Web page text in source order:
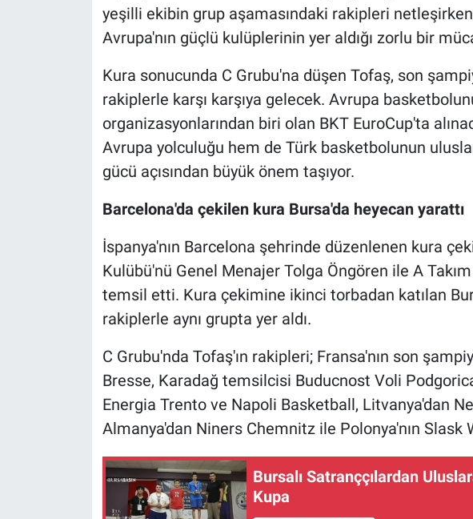
yeşilli ekibin grup aşamasındaki rakipleri
Avrupa'nın güçlü kulüplerinin yer aldığı zorlu bir
Kura sonucunda C Grubu'na düşen Tofaş, son
rakiplerle karşı karşıya gelecek. Avrupa
organizasyonlarından biri olan BKT EuroCup'ta
Avrupa yolculuğu hem de Türk basketbolunun
gücü açısından büyük önem taşıyor.
Barcelona'da çekilen kura Bursa'da heyecan yarattı
İspanya'nın Barcelona şehrinde düzenlenen kura
Kulübü'nü Genel Menajer Tolga Öngören ile A
temsil etti. Kura çekimine ikinci torbadan katılan
rakiplerle aynı grupta yer aldı.
C Grubu'nda Tofaş'ın rakipleri; Fransa'nın son
Bresse, Karadağ temsilcisi Buducnost Voli
Energia Trento ve Napoli Basketball, Litvanya'dan
Almanya'dan Niners Chemnitz ile Polonya'nın Slask
Bursalı Satranççılardan
Kupa
Nöbetçi Eczaneler